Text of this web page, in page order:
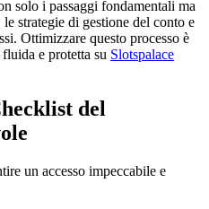
solo i passaggi fondamentali ma
strategie di gestione del conto e
Ottimizzare questo processo è
e protetta su Slotspalace
del
un accesso impeccabile e